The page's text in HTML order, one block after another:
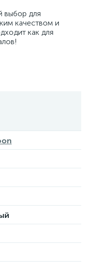
выбор для
качеством и
как для